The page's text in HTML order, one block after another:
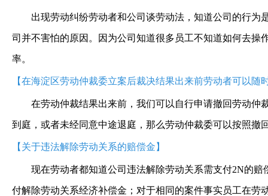
出现劳动纠纷劳动者和公司谈劳动法，知道公司的行
司并不害怕的原因。因为公司知道很多员工不知道如何去
率。
【在海淀区劳动仲裁委立案后裁决结果出来前劳动者可以随
在劳动仲裁结果出来前，我们可以自行申请撤回劳动仲
到庭，或者未经同意中途退庭，那么劳动仲裁委可以按照
【关于违法解除劳动关系的赔偿金】
现在劳动者都知道公司违法解除劳动关系需支付2N的
付解除劳动关系经济补偿金；对于相同的案件事实员工在